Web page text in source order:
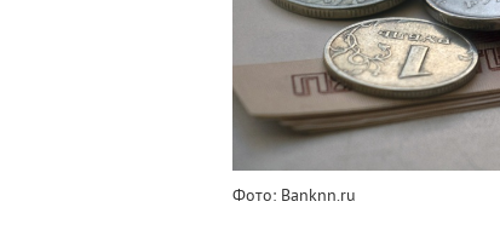
Фото: Banknn.ru